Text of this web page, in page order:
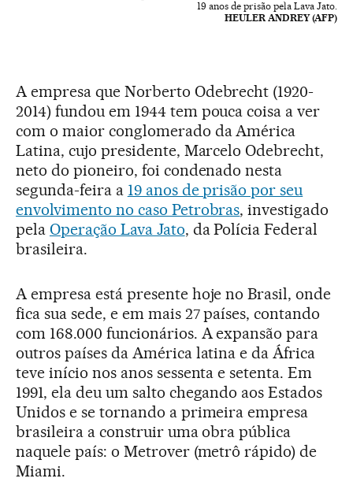
19 anos de prisão pela Lava Jato.
HEULER ANDREY (AFP)
A empresa que Norberto Odebrecht (1920-
2014) fundou em 1944 tem pouca coisa a ver
com o maior conglomerado da América
Latina, cujo presidente, Marcelo Odebrecht,
neto do pioneiro, foi condenado nesta
segunda-feira a 19 anos de prisão por seu
envolvimento no caso Petrobras, investigado
pela Operação Lava Jato, da Polícia Federal
brasileira.
A empresa está presente hoje no Brasil, onde
fica sua sede, e em mais 27 países, contando
com 168.000 funcionários. A expansão para
outros países da América latina e da África
teve início nos anos sessenta e setenta. Em
1991, ela deu um salto chegando aos Estados
Unidos e se tornando a primeira empresa
brasileira a construir uma obra pública
naquele país: o Metrover (metrô rápido) de
Miami.